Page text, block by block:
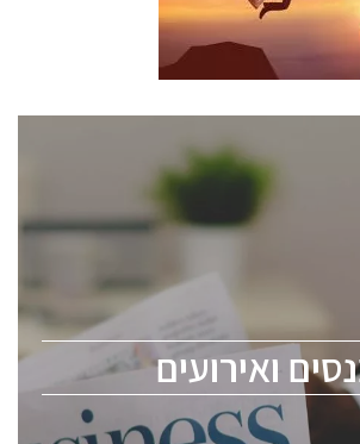
ואירועים
כנסים ואירועים
הסמיקונדקטור כולל מהנדסים,
מומחים מקצועיים ובכירים.
ChipEx2026 will be held on May
conference is intended for